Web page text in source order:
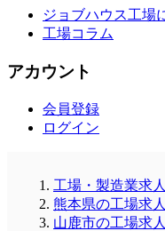
ジョブハウス工場
工場コラム
アカウント
会員登録
ログイン
工場・製造業求人
熊本県の工場求人
山鹿市の工場求人